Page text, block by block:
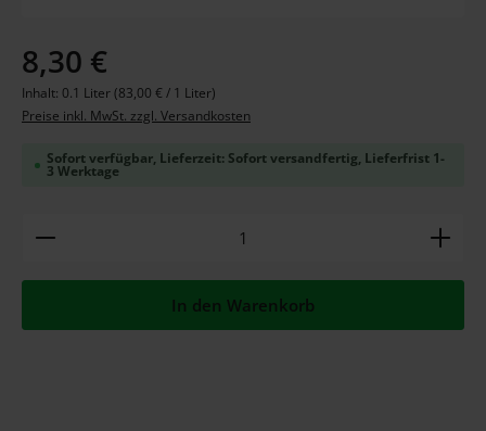
Regulärer Preis:
8,30 €
Inhalt: 0.1 Liter(83,00 € / 1 Liter)
Preise inkl. MwSt. zzgl. Versandkosten
Sofort verfügbar, Lieferzeit: Sofort versandfertig, Lieferfrist 1-
3 Werktage
Produkt Anzahl: Gib den gewünschten Wert ein
In den Warenkorb